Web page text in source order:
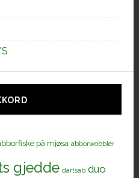
på mjøsa abborwobbler
gjedde dartsab duo